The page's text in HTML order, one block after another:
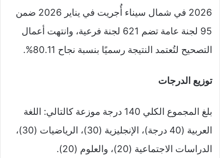
2026 في شمال سيناء أُجريت في يناير 2026 ضمن
95 لجنة عامة تضم 621 لجنة فرعية، وانتهت أعمال
التصحيح لتُعتمد النتيجة رسميًا بنسبة نجاح 80.11%.
توزيع الدرجات
بلغ المجموع الكلي 140 درجة موزعة كالتالي: اللغة
العربية (40 درجة)، الإنجليزية (30)، الرياضيات (30)،
الدراسات الاجتماعية (20)، والعلوم (20).